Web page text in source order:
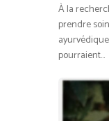
À la
prendre
pourraient…